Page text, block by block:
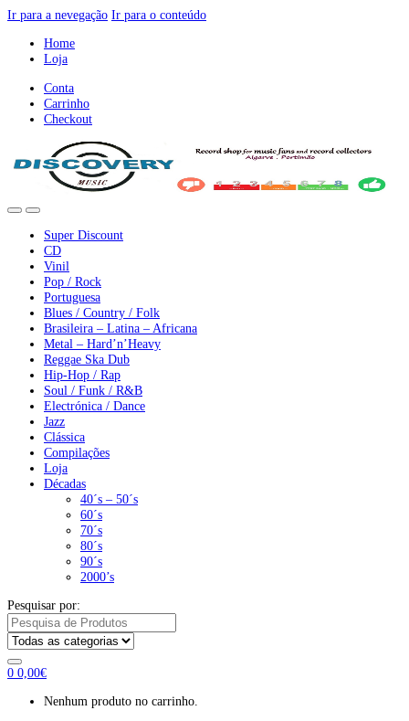
Ir para a nevegação Ir para o conteúdo
Home
Loja
Conta
Carrinho
Checkout
Super Discount
CD
Vinil
Pop / Rock
Portuguesa
Blues / Country / Folk
Brasileira – Latina – Africana
Metal – Hard’n’Heavy
Reggae Ska Dub
Hip-Hop / Rap
Soul / Funk / R&B
Electrónica / Dance
Jazz
Clássica
Compilações
Loja
Décadas
40´s – 50´s
60´s
70´s
80´s
90´s
2000’s
Pesquisar por:
0 0,00€
Nenhum produto no carrinho.